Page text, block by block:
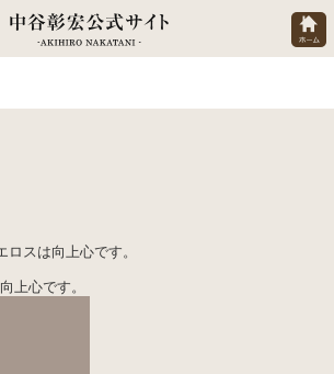
スは向上心です。
上心です。